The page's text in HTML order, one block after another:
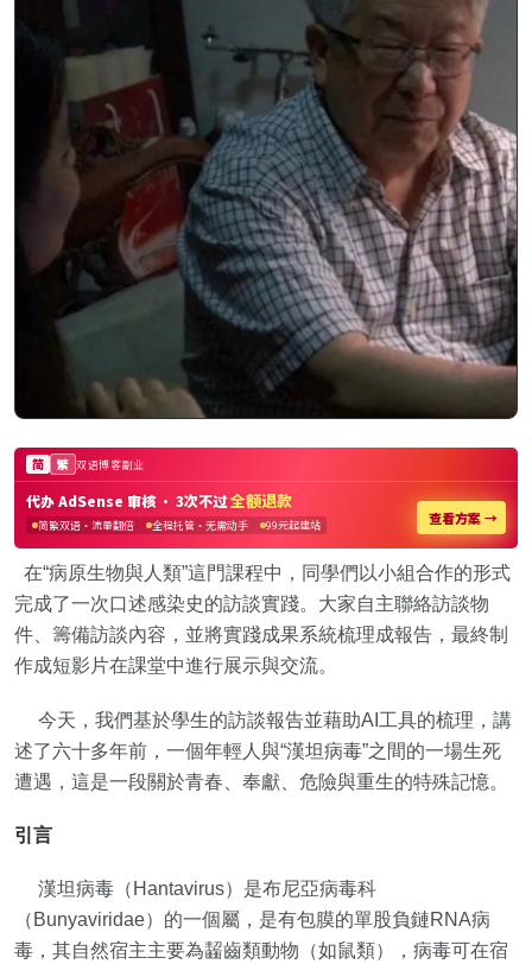
在“病原生物與人類”這門課程中，同學們以小組合作的形式
完成了一次口述感染史的訪談實踐。大家自主聯絡訪談物
件、籌備訪談內容，並將實踐成果系統梳理成報告，最終制
作成短影片在課堂中進行展示與交流。
今天，我們基於學生的訪談報告並藉助AI工具的梳理，講
述了六十多年前，一個年輕人與“漢坦病毒”之間的一場生死
遭遇，這是一段關於青春、奉獻、危險與重生的特殊記憶。
引言
漢坦病毒（Hantavirus）是布尼亞病毒科
（Bunyaviridae）的一個屬，是有包膜的單股負鏈RNA病
毒，其自然宿主主要為齧齒類動物（如鼠類），病毒可在宿